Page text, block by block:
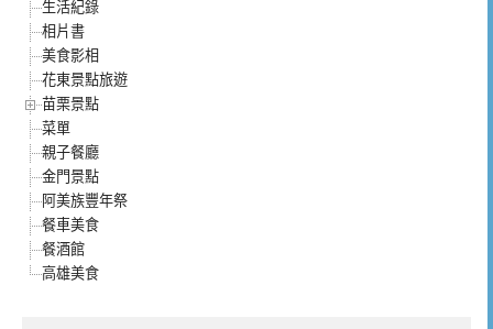
生活紀錄
相片書
美食影相
花東景點旅遊
苗栗景點
菜單
親子餐廳
金門景點
阿美族豐年祭
餐車美食
餐酒館
高雄美食